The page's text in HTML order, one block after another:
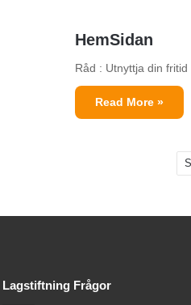
HemSidan
Råd : Utnyttja din
Read More »
Lagstiftning Frågor